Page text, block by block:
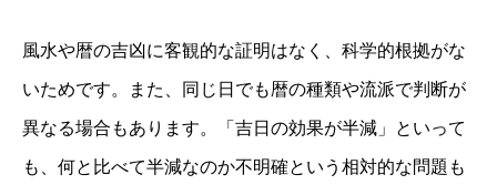
風水や暦の吉凶に客観的な証明はなく、科学的根拠がな
いためです。また、同じ日でも暦の種類や流派で判断が
異なる場合もあります。「吉日の効果が半減」といって
も、何と比べて半減なのか不明確という相対的な問題も